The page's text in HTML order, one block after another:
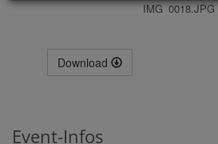
IMG_0018.JPG
Download
Event-Infos